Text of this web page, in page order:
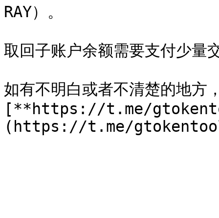
RAY）。
取回子账户余额需要支付少量
如有不明白或者不清楚的地方
[**https://t.me/